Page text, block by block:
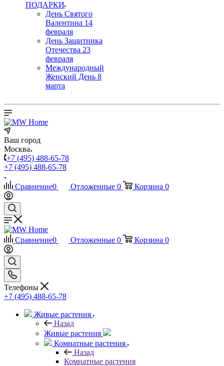
ПОДАРКИ
День Святого
Валентина 14
февраля
День Защитника
Отечества 23
февраля
Международный
Женский День 8
марта
Ваш город
Москва
+7 (495) 488-65-78
+7 (495) 488-65-78
Сравнение0 Отложенные 0 Корзина 0
Сравнение0 Отложенные 0 Корзина 0
Телефоны
+7 (495) 488-65-78
Живые растения
Назад
Живые растения
Комнатные растения
Назад
Комнатные растения